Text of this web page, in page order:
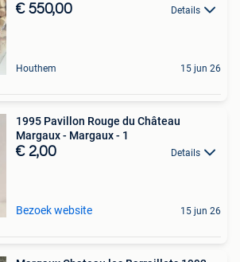
€ 550,00 Details
Houthem 15 jun 26
1995 Pavillon Rouge du Château
Margaux - Margaux - 1
€ 2,00 Details
Bezoek website 15 jun 26